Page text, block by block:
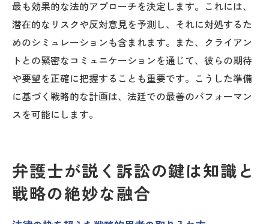
最も効果的な法的アプローチを決定します。これには、
潜在的なリスクや反対意見を予測し、それに対処するた
めのシミュレーションも含まれます。また、クライアン
トとの緊密なコミュニケーションを通じて、彼らの期待
や要望を正確に把握することも重要です。こうした準備
に基づく戦略的な計画は、法廷での最善のパフォーマン
スを可能にします。
弁護士が説く訴訟の鍵は知識と
戦略の絶妙な融合